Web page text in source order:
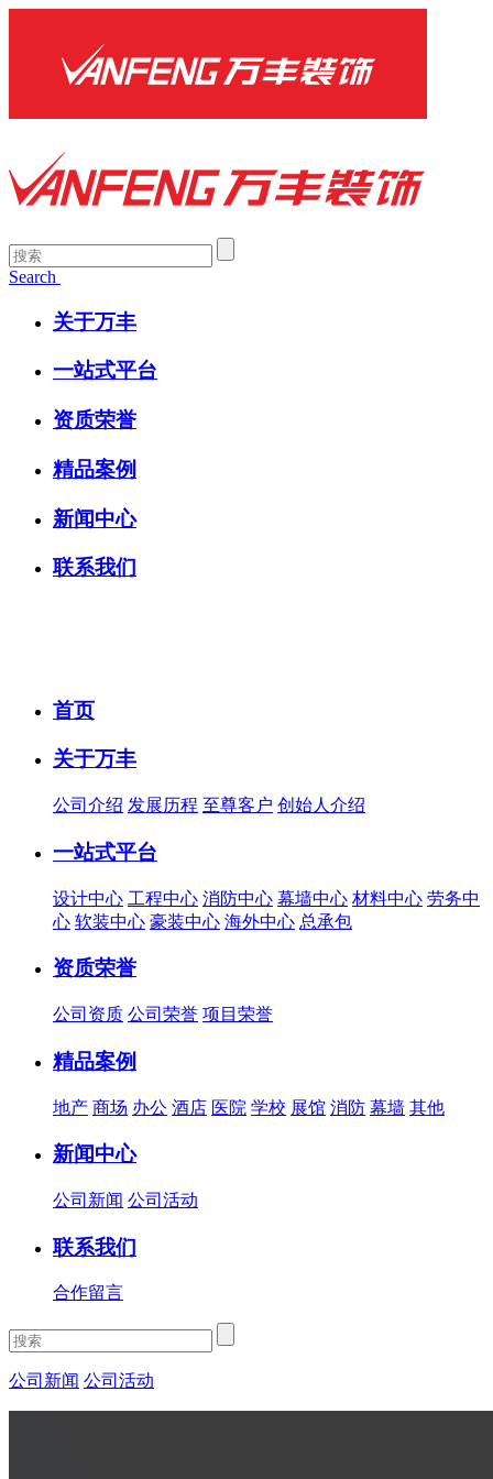
Search
关于万丰
一站式平台
资质荣誉
精品案例
新闻中心
联系我们
首页
关于万丰
公司介绍 发展历程 至尊客户 创始人介绍
一站式平台
设计中心 工程中心 消防中心 幕墙中心 材料中心 劳务中
心 软装中心 豪装中心 海外中心 总承包
资质荣誉
公司资质 公司荣誉 项目荣誉
精品案例
地产 商场 办公 酒店 医院 学校 展馆 消防 幕墙 其他
新闻中心
公司新闻 公司活动
联系我们
合作留言
公司新闻 公司活动